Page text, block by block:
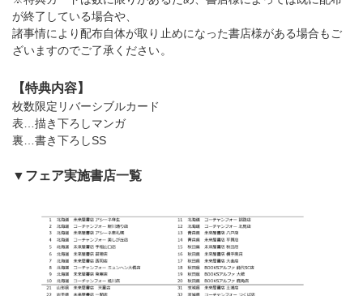
が終了している場合や、
諸事情により配布自体が取り止めになった書店様がある場合もご
ざいますのでご了承ください。
【特典内容】
枚数限定リバーシブルカード
表…描き下ろしマンガ
裏…書き下ろしSS
▼フェア実施書店一覧